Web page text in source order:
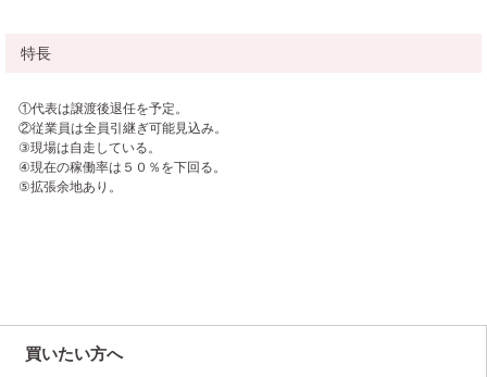
特長
①代表は譲渡後退任を予定。
②従業員は全員引継ぎ可能見込み。
③現場は自走している。
④現在の稼働率は５０％を下回る。
⑤拡張余地あり。
買いたい方へ